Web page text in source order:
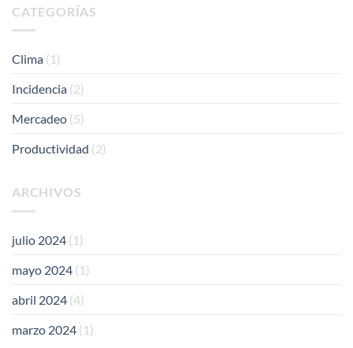
CATEGORÍAS
Clima (1)
Incidencia (2)
Mercadeo (5)
Productividad (2)
ARCHIVOS
julio 2024 (1)
mayo 2024 (1)
abril 2024 (4)
marzo 2024 (1)